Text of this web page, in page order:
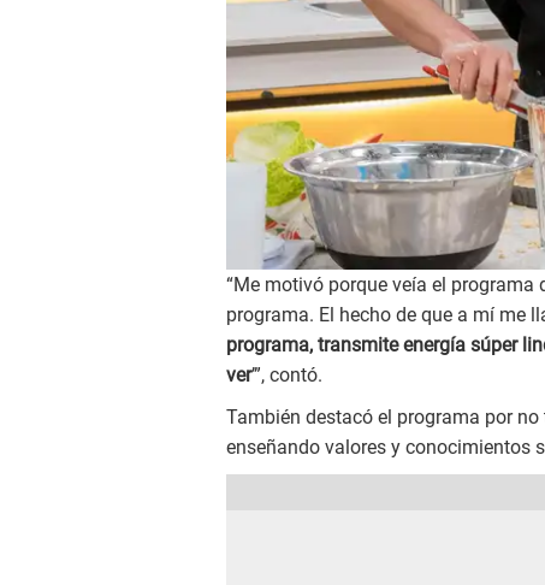
“Me motivó porque veía el programa
programa. El hecho de que a mí me
programa, transmite energía súper
ver’”, contó.
También destacó el programa por
enseñando valores y conocimientos